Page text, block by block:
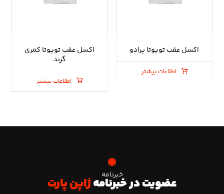
اکسل عقب تویوتا پرادو
اطلاعات بیشتر
اکسل عقب تویوتا کمری
گرند
اطلاعات بیشتر
خبرنامه
عضویت در خبرنامهژاپن پارت